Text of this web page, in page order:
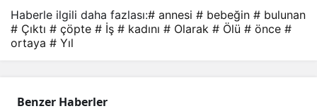
Haberle ilgili daha fazlası:# annesi # bebeğin # bulunan
# Çıktı # çöpte # İş # kadını # Olarak # Ölü # önce #
ortaya # Yıl
Benzer Haberler